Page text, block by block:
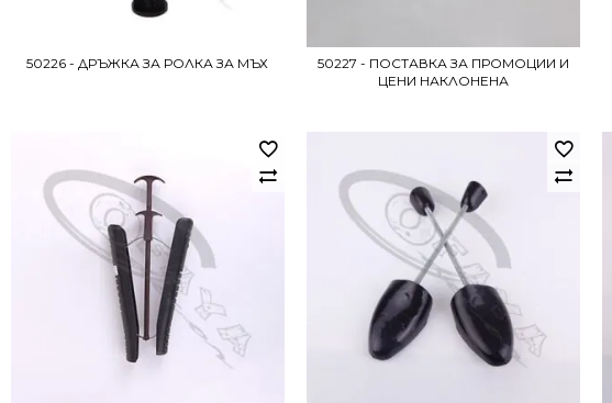
50226 - ДРЪЖКА ЗА РОЛКА ЗА МЪХ
50227 - ПОСТАВКА ЗА ПРОМОЦИИ И
ЦЕНИ НАКЛОНЕНА